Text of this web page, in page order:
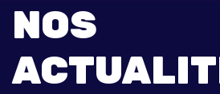
NOS